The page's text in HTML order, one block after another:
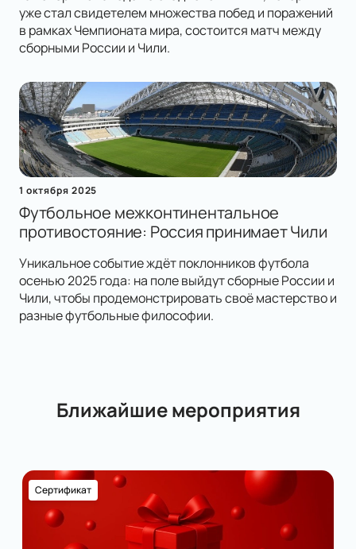
уже стал свидетелем множества побед и поражений
в рамках Чемпионата мира, состоится матч между
сборными России и Чили.
1 октября 2025
Футбольное межконтинентальное
противостояние: Россия принимает Чили
Уникальное событие ждёт поклонников футбола
осенью 2025 года: на поле выйдут сборные России и
Чили, чтобы продемонстрировать своё мастерство и
разные футбольные философии.
Ближайшие мероприятия
Сертификат